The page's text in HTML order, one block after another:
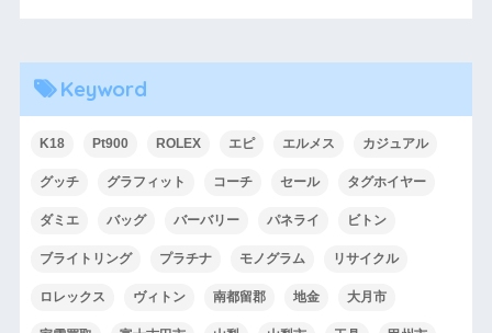
Keyword
K18 Pt900 ROLEX エピ エルメス カジュアル
グッチ グラフィット コーチ セール タグホイヤー
ダミエ バッグ バーバリー パネライ ビトン
ブライトリング プラチナ モノグラム リサイクル
ロレックス ヴィトン 南都留郡 地金 大月市